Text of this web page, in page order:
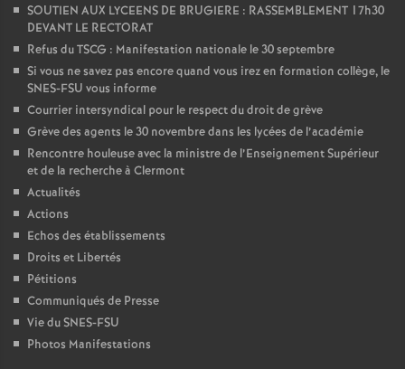
e
c
o
n
SOUTIEN AUX LYCEENS DE BRUGIERE : RASSEMBLEMENT 17h30
DEVANT LE RECTORAT
Refus du TSCG : Manifestation nationale le 30 septembre
Si vous ne savez pas encore quand vous irez en formation collège, le
SNES-FSU vous informe
Courrier intersyndical pour le respect du droit de grève
Grève des agents le 30 novembre dans les lycées de l’académie
Rencontre houleuse avec la ministre de l’Enseignement Supérieur
et de la recherche à Clermont
Actualités
Actions
Echos des établissements
Droits et Libertés
Pétitions
Communiqués de Presse
Vie du SNES-FSU
Photos Manifestations